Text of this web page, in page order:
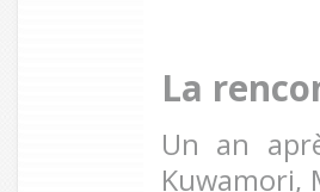
La
Un an
Kuwamori,